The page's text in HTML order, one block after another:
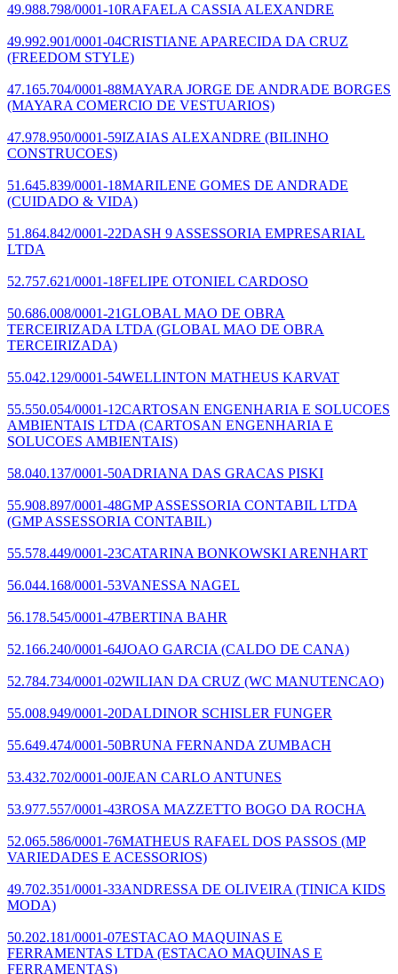
49.988.798/0001-10RAFAELA CASSIA ALEXANDRE
49.992.901/0001-04CRISTIANE APARECIDA DA CRUZ
(FREEDOM STYLE)
47.165.704/0001-88MAYARA JORGE DE ANDRADE BORGES
(MAYARA COMERCIO DE VESTUARIOS)
47.978.950/0001-59IZAIAS ALEXANDRE (BILINHO
CONSTRUCOES)
51.645.839/0001-18MARILENE GOMES DE ANDRADE
(CUIDADO & VIDA)
51.864.842/0001-22DASH 9 ASSESSORIA EMPRESARIAL
LTDA
52.757.621/0001-18FELIPE OTONIEL CARDOSO
50.686.008/0001-21GLOBAL MAO DE OBRA
TERCEIRIZADA LTDA (GLOBAL MAO DE OBRA
TERCEIRIZADA)
55.042.129/0001-54WELLINTON MATHEUS KARVAT
55.550.054/0001-12CARTOSAN ENGENHARIA E SOLUCOES
AMBIENTAIS LTDA (CARTOSAN ENGENHARIA E
SOLUCOES AMBIENTAIS)
58.040.137/0001-50ADRIANA DAS GRACAS PISKI
55.908.897/0001-48GMP ASSESSORIA CONTABIL LTDA
(GMP ASSESSORIA CONTABIL)
55.578.449/0001-23CATARINA BONKOWSKI ARENHART
56.044.168/0001-53VANESSA NAGEL
56.178.545/0001-47BERTINA BAHR
52.166.240/0001-64JOAO GARCIA (CALDO DE CANA)
52.784.734/0001-02WILIAN DA CRUZ (WC MANUTENCAO)
55.008.949/0001-20DALDINOR SCHISLER FUNGER
55.649.474/0001-50BRUNA FERNANDA ZUMBACH
53.432.702/0001-00JEAN CARLO ANTUNES
53.977.557/0001-43ROSA MAZZETTO BOGO DA ROCHA
52.065.586/0001-76MATHEUS RAFAEL DOS PASSOS (MP
VARIEDADES E ACESSORIOS)
49.702.351/0001-33ANDRESSA DE OLIVEIRA (TINICA KIDS
MODA)
50.202.181/0001-07ESTACAO MAQUINAS E
FERRAMENTAS LTDA (ESTACAO MAQUINAS E
FERRAMENTAS)